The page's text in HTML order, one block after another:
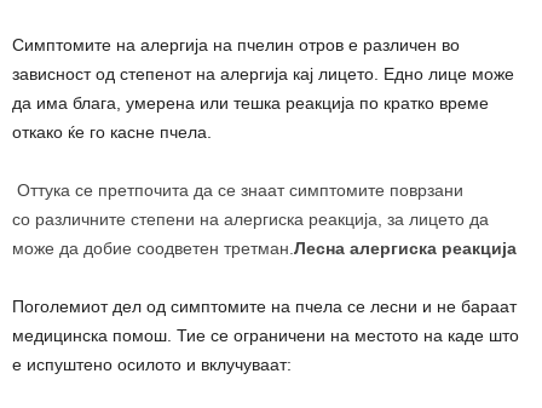
Симптомите на алергија на пчелин отров е различен во
зависност од степенот на алергија кај лицето. Едно лице може
да има блага, умерена или тешка реакција по кратко време
откако ќе го касне пчела.
Оттука се претпочита да се знаат симптомите поврзани
со различните степени на алергиска реакција, за лицето да
може да добие соодветен третман. Лесна алергиска реакција
Поголемиот дел од симптомите на пчела се лесни и не бараат
медицинска помош. Тие се ограничени на местото на каде што
е испуштено осилото и вклучуваат: